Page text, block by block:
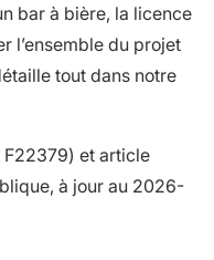
bar à bière, la licence
l’ensemble du projet
tout dans notre
et article
à jour au 2026-